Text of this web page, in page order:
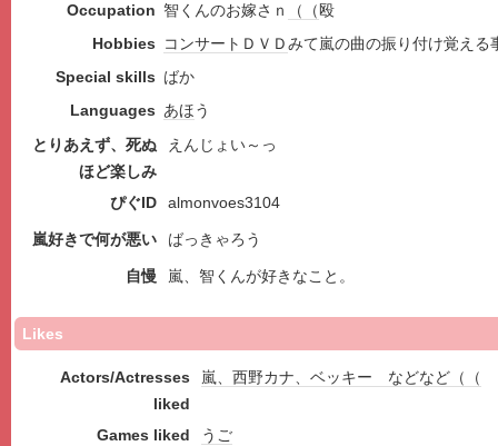
Occupation 智くんのお嫁さｎ （（殴
Hobbies
コンサート ＤＶＤみて嵐の曲の振り付け覚える
Special skills ばか
Languages あほう
とりあえず、死ぬ
ほど楽しみ
えんじょい～っ
ぴぐID almonvoes3104
嵐好きで何が悪い ばっきゃろう
自慢 嵐、智くんが好きなこと。
Likes
Actors/Actresses
liked
嵐、西野カナ、ベッキー などなど（（
Games liked
うご